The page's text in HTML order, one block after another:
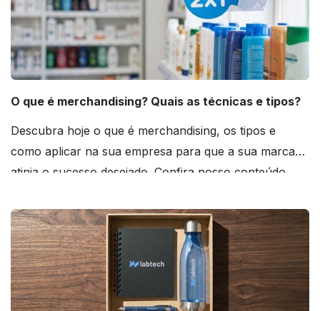
O que é merchandising? Quais as técnicas e tipos?
Descubra hoje o que é merchandising, os tipos e
como aplicar na sua empresa para que a sua marca
atinja o sucesso desejado. Confira nosso conteúdo